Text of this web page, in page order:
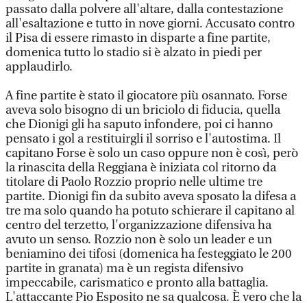
passato dalla polvere all'altare, dalla contestazione
all'esaltazione e tutto in nove giorni. Accusato contro
il Pisa di essere rimasto in disparte a fine partite,
domenica tutto lo stadio si è alzato in piedi per
applaudirlo.
A fine partite è stato il giocatore più osannato. Forse
aveva solo bisogno di un briciolo di fiducia, quella
che Dionigi gli ha saputo infondere, poi ci hanno
pensato i gol a restituirgli il sorriso e l'autostima. Il
capitano Forse è solo un caso oppure non è così, però
la rinascita della Reggiana è iniziata col ritorno da
titolare di Paolo Rozzio proprio nelle ultime tre
partite. Dionigi fin da subito aveva sposato la difesa a
tre ma solo quando ha potuto schierare il capitano al
centro del terzetto, l'organizzazione difensiva ha
avuto un senso. Rozzio non è solo un leader e un
beniamino dei tifosi (domenica ha festeggiato le 200
partite in granata) ma è un regista difensivo
impeccabile, carismatico e pronto alla battaglia.
L'attaccante Pio Esposito ne sa qualcosa. È vero che la